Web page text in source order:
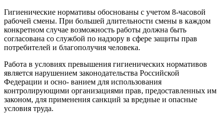
Гигиенические нормативы обоснованы с учетом 8-часовой
рабочей смены. При большей длительности смены в каждом
конкретном случае возможность работы должна быть
согласована со службой по надзору в сфере защиты прав
потребителей и благополучия человека.
Работа в условиях превышения гигиенических нормативов
является нарушением законодательства Российской
Федерации и осно- ванием для использования
контролирующими организациями прав, предоставленных им
законом, для применения санкций за вредные и опасные
условия труда.